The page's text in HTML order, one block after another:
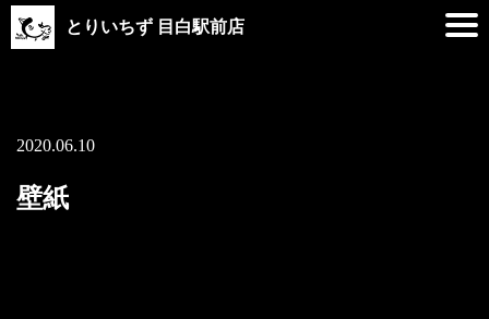
とりいちず 目白駅前店
2020.06.10
壁紙